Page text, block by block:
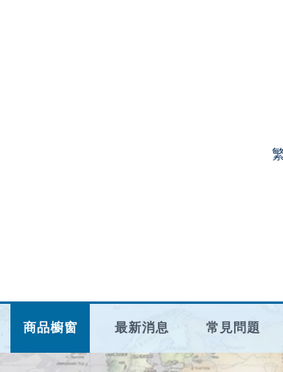
商品櫥窗 最新消息 常見問題